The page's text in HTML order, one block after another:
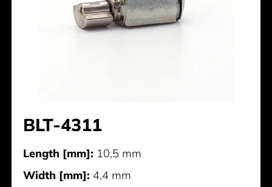
BLT-4311
Length [mm]: 10,5 mm
Width [mm]: 4,4 mm